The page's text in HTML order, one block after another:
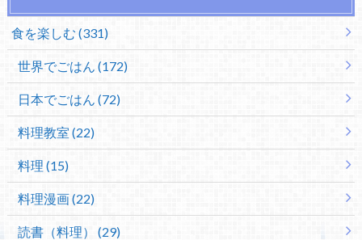
食を楽しむ (331)
世界でごはん (172)
日本でごはん (72)
料理教室 (22)
料理 (15)
料理漫画 (22)
読書（料理） (29)